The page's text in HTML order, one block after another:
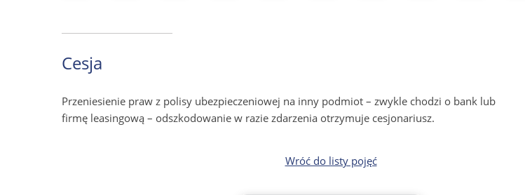
Cesja
Przeniesienie praw z polisy ubezpieczeniowej na inny podmiot – zwykle chodzi o bank lub
firmę leasingową – odszkodowanie w razie zdarzenia otrzymuje cesjonariusz.
Wróć do listy pojęć